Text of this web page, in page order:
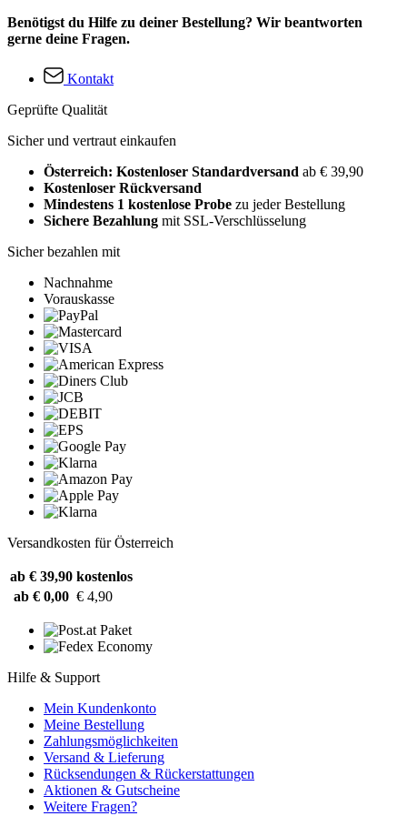
Benötigst du Hilfe zu deiner Bestellung? Wir beantworten
gerne deine Fragen.
Kontakt
Geprüfte Qualität
Sicher und vertraut einkaufen
Österreich: Kostenloser Standardversand ab € 39,90
Kostenloser Rückversand
Mindestens 1 kostenlose Probe zu jeder Bestellung
Sichere Bezahlung mit SSL-Verschlüsselung
Sicher bezahlen mit
Nachnahme
Vorauskasse
Versandkosten für Österreich
ab € 39,90 kostenlos
ab € 0,00 € 4,90
Hilfe & Support
Mein Kundenkonto
Meine Bestellung
Zahlungsmöglichkeiten
Versand & Lieferung
Rücksendungen & Rückerstattungen
Aktionen & Gutscheine
Weitere Fragen?